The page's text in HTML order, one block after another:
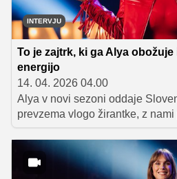
INTERVJU
To je zajtrk, ki ga Alya
energijo
14. 04. 2026 04.00
Alya v novi sezoni oddaje
prevzema vlogo žirantke, z
svojem jedilniku med
kakšnimi zajtrki začne dan in
upre.